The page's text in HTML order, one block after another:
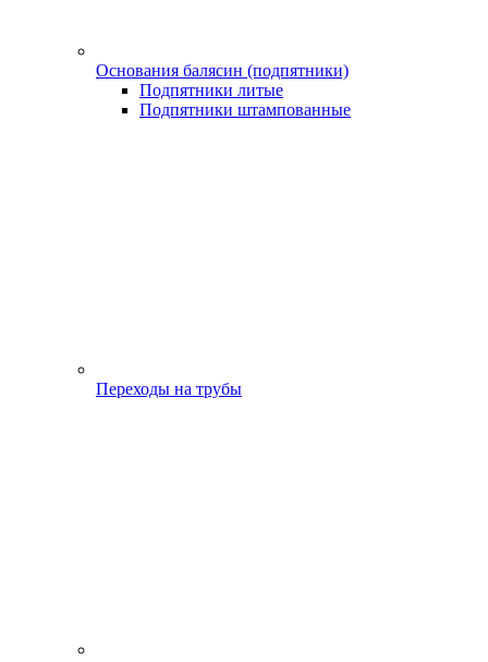
Основания балясин (подпятники)
Подпятники литые
Подпятники штампованные
Переходы на трубы